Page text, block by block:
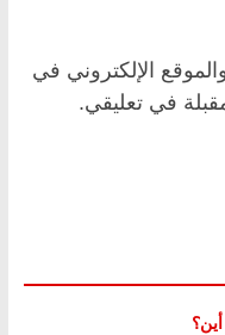
الإلكتروني في
في تعليقي.